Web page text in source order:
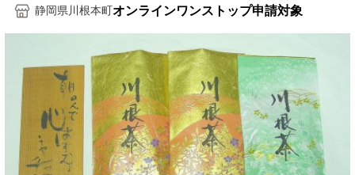
静岡県川根本町 オンラインワンストップ申請対象